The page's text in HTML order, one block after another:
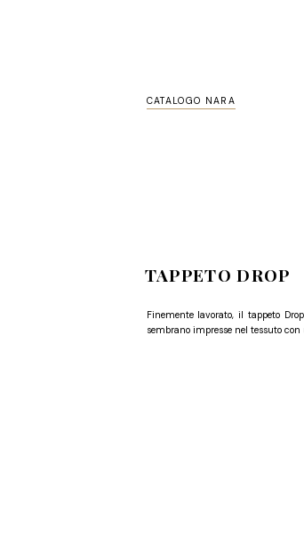
CATALOGO NARA
TAPPETO DROP
Finemente lavorato, il tappeto
sembrano impresse nel tessuto